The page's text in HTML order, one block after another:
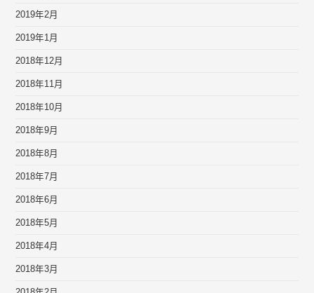
2019年2月
2019年1月
2018年12月
2018年11月
2018年10月
2018年9月
2018年8月
2018年7月
2018年6月
2018年5月
2018年4月
2018年3月